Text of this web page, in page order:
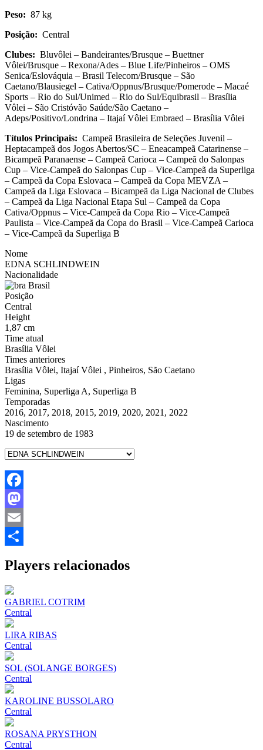
Peso: 87 kg
Posição: Central
Clubes: Bluvôlei – Bandeirantes/Brusque – Buettner
Vôlei/Brusque – Rexona/Ades – Blue Life/Pinheiros – OMS
Senica/Eslováquia – Brasil Telecom/Brusque – São
Caetano/Blausiegel – Cativa/Oppnus/Brusque/Pomerode – Macaé
Sports – Rio do Sul/Unimed – Rio do Sul/Equibrasil – Brasília
Vôlei – São Cristóvão Saúde/São Caetano –
Adeps/Positivo/Londrina – Itajaí Vôlei Embraed – Brasília Vôlei
Títulos Principais: Campeã Brasileira de Seleções Juvenil –
Heptacampeã dos Jogos Abertos/SC – Eneacampeã Catarinense –
Bicampeã Paranaense – Campeã Carioca – Campeã do Salonpas
Cup – Vice-Campeã do Salonpas Cup – Vice-Campeã da Superliga
– Campeã da Copa Eslovaca – Campeã da Copa MEVZA –
Campeã da Liga Eslovaca – Bicampeã da Liga Nacional de Clubes
– Campeã da Liga Nacional Etapa Sul – Campeã da Copa
Cativa/Oppnus – Vice-Campeã da Copa Rio – Vice-Campeã
Paulista – Vice-Campeã da Copa do Brasil – Vice-Campeã Carioca
– Vice-Campeã da Superliga B
Nome
EDNA SCHLINDWEIN
Nacionalidade
Brasil
Posição
Central
Height
1,87 cm
Time atual
Brasília Vôlei
Times anteriores
Brasília Vôlei, Itajaí Vôlei , Pinheiros, São Caetano
Ligas
Feminina, Superliga A, Superliga B
Temporadas
2016, 2017, 2018, 2015, 2019, 2020, 2021, 2022
Nascimento
19 de setembro de 1983
Facebook
Mastodon
Email
Players relacionados
GABRIEL COTRIM
Central
LIRA RIBAS
Central
SOL (SOLANGE BORGES)
Central
KAROLINE BUSSOLARO
Central
ROSANA PRYSTHON
Central